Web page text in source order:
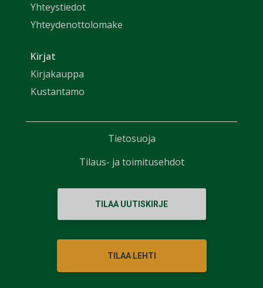
Yhteystiedot
Yhteydenottolomake
Kirjat
Kirjakauppa
Kustantamo
TILAA UUTISKIRJE
TILAA LEHTI
Tietosuoja
Tilaus- ja toimitusehdot